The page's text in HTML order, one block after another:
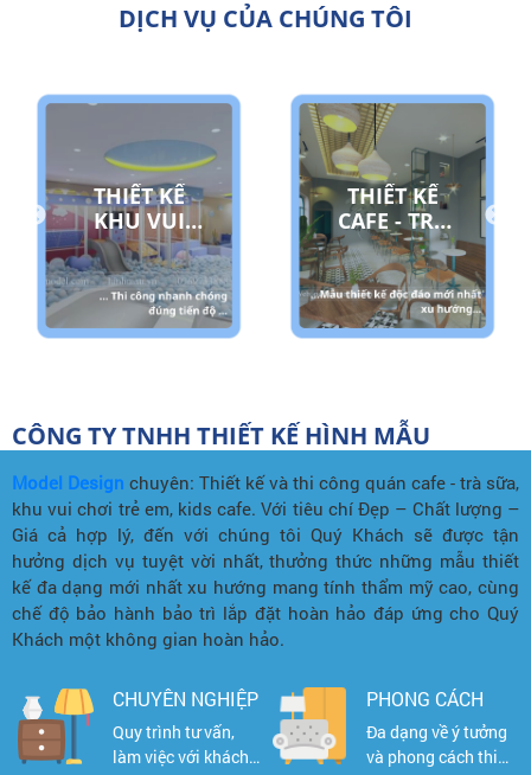
DỊCH VỤ CỦA CHÚNG TÔI
THIẾT KẾ
CAFE - TRÀ
SỮA
THIẾT KẾ
KIDS CAFE
CÔNG TY TNHH THIẾT KẾ HÌNH MẪU
Model Design chuyên: Thiết kế và thi công quán cafe - trà sữa,
khu vui chơi trẻ em, kids cafe. Với tiêu chí Đẹp – Chất lượng –
Giá cả hợp lý, đến với chúng tôi Quý Khách sẽ được tận
hưởng dịch vụ tuyệt vời nhất, thưởng thức những mẫu thiết
kế đa dạng mới nhất xu hướng mang tính thẩm mỹ cao, cùng
chế độ bảo hành bảo trì lắp đặt hoàn hảo đáp ứng cho Quý
Khách một không gian hoàn hảo.
CHUYÊN NGHIỆP
Quy trình tư vấn,
làm việc với khách
PHONG CÁCH
Đa dạng về ý tưởng
và phong cách thiết